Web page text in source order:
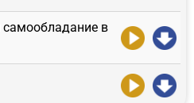
в